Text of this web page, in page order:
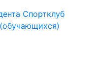
Спортклуб